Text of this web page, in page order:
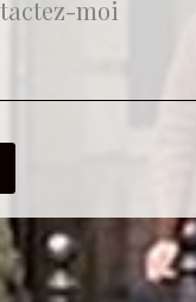
moi